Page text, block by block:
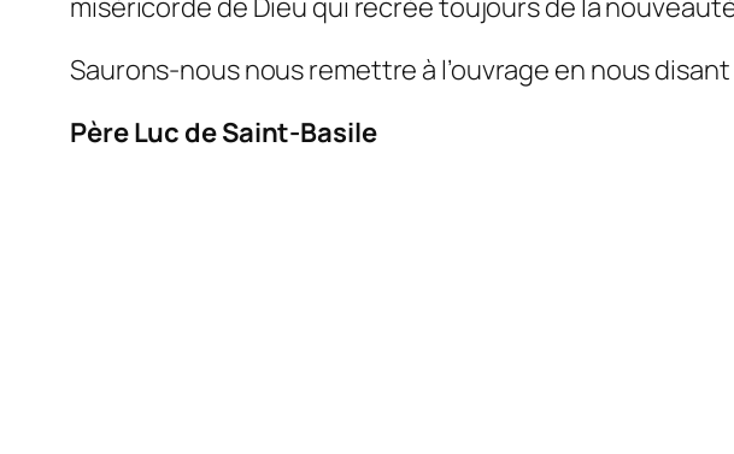
miséricorde de Dieu qui recrée toujours de la
Saurons-nous nous remettre à l’ouvrage en nous
Père Luc de Saint-Basile